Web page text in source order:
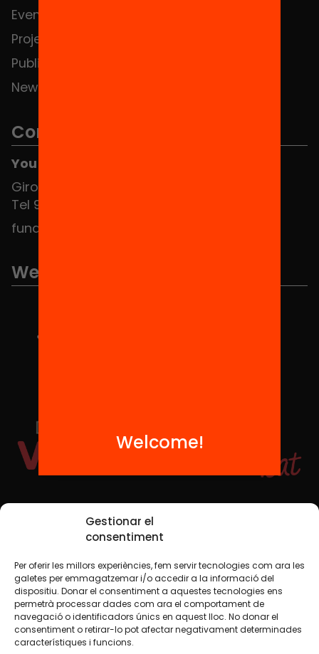
Gestionar el
consentiment
Per oferir les millors experiències, fem servir tecnologies com ara les
galetes per emmagatzemar i/o accedir a la informació del
dispositiu. Donar el consentiment a aquestes tecnologies ens
permetrà processar dades com ara el comportament de
navegació o identificadors únics en aquest lloc. No donar el
consentiment o retirar-lo pot afectar negativament determinades
característiques i funcions.
Events
Projects
Publications and videos
News
Contact
You can find us at the Social HUB
Girona 34, interior 08010 Barcelona
Tel 934 588 700
fundacio@equitat.org
We are part of...
Social Media
TW YTB IG FB IN
Legal NoticeCookie Policy
Welcome!